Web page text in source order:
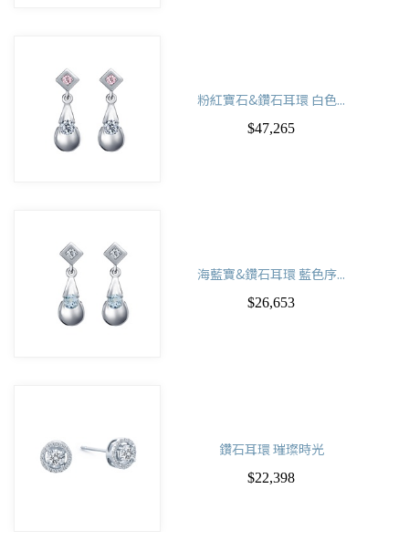
粉紅寶石&鑽石耳環 白色...
$47,265
海藍寶&鑽石耳環 藍色序...
$26,653
鑽石耳環 璀璨時光
$22,398